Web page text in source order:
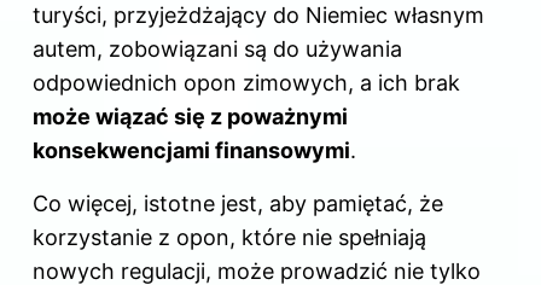
turyści, przyjeżdżający do Niemiec własnym
autem, zobowiązani są do używania
odpowiednich opon zimowych, a ich brak
może wiązać się z poważnymi
konsekwencjami finansowymi.
Co więcej, istotne jest, aby pamiętać, że
korzystanie z opon, które nie spełniają
nowych regulacji, może prowadzić nie tylko